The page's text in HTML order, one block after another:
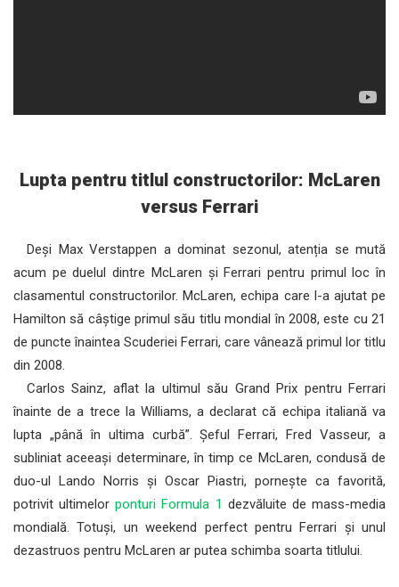
Lupta pentru titlul constructorilor: McLaren
versus Ferrari
Deși Max Verstappen a dominat sezonul, atenția se mută
acum pe duelul dintre McLaren și Ferrari pentru primul loc în
clasamentul constructorilor. McLaren, echipa care l-a ajutat pe
Hamilton să câștige primul său titlu mondial în 2008, este cu 21
de puncte înaintea Scuderiei Ferrari, care vânează primul lor titlu
din 2008.
Carlos Sainz, aflat la ultimul său Grand Prix pentru Ferrari
înainte de a trece la Williams, a declarat că echipa italiană va
lupta „până în ultima curbă”. Șeful Ferrari, Fred Vasseur, a
subliniat aceeași determinare, în timp ce McLaren, condusă de
duo-ul Lando Norris și Oscar Piastri, pornește ca favorită,
potrivit ultimelor ponturi Formula 1 dezvăluite de mass-media
mondială. Totuși, un weekend perfect pentru Ferrari și unul
dezastruos pentru McLaren ar putea schimba soarta titlului.